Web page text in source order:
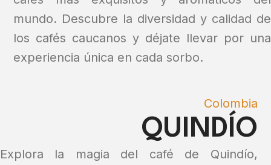
mundo. Descubre la diversidad y calidad de
los cafés caucanos y déjate llevar por una
experiencia única en cada sorbo.
Colombia
QUINDÍO
Explora la magia del café de Quindío,